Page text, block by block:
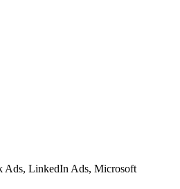
Ads, LinkedIn Ads, Microsoft